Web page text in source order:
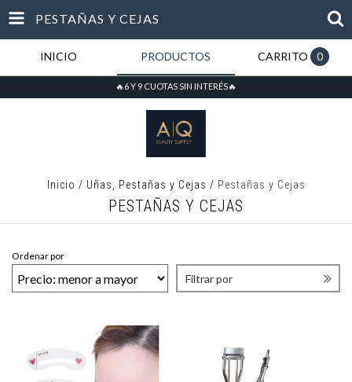
PESTAÑAS Y CEJAS
INICIO PRODUCTOS CARRITO 0
🔥6 Y 9 CUOTAS SIN INTERÉS🔥
Inicio / Uñas, Pestañas y Cejas / Pestañas y Cejas
PESTAÑAS Y CEJAS
Ordenar por
Filtrar por